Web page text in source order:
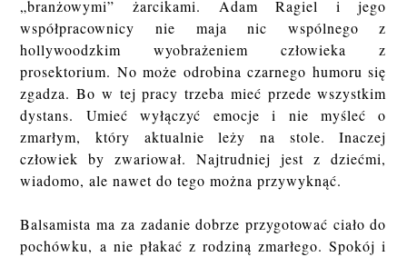
„branżowymi” żarcikami. Adam Ragiel i jego
współpracownicy nie maja nic wspólnego z
hollywoodzkim wyobrażeniem człowieka z
prosektorium. No może odrobina czarnego humoru się
zgadza. Bo w tej pracy trzeba mieć przede wszystkim
dystans. Umieć wyłączyć emocje i nie myśleć o
zmarłym, który aktualnie leży na stole. Inaczej
człowiek by zwariował. Najtrudniej jest z dziećmi,
wiadomo, ale nawet do tego można przywyknąć.
Balsamista ma za zadanie dobrze przygotować ciało do
pochówku, a nie płakać z rodziną zmarłego. Spokój i